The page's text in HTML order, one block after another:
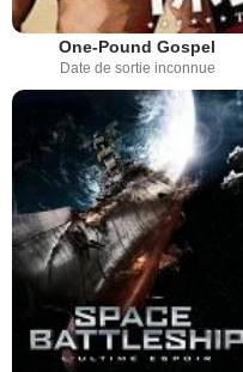
One-Pound Gospel
Date de sortie inconnue